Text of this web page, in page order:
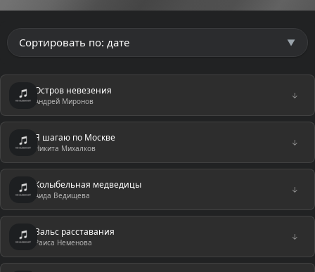
Остров невезения
Андрей Миронов
↓
Я шагаю по Москве
Никита Михалков
↓
Колыбельная медведицы
Аида Ведищева
↓
Вальс расставания
Раиса Неменова
↓